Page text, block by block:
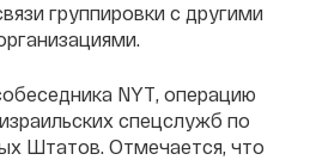
группировки с другими
NYT, операцию
спецслужб по
Штатов. Отмечается, что